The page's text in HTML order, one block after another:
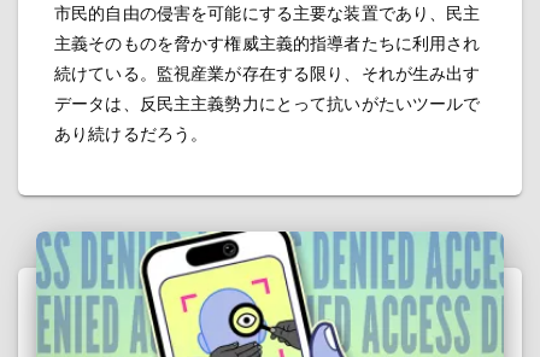
市民的自由の侵害を可能にする主要な装置であり、民主
主義そのものを脅かす権威主義的指導者たちに利用され
続けている。監視産業が存在する限り、それが生み出す
データは、反民主主義勢力にとって抗いがたいツールで
あり続けるだろう。